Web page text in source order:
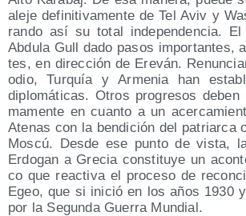
ale­je defi­ni­ti­va­men­te de Tel Aviv y
ran­do así su total inde­pen­den­cia.
Abdu­la Gull dado pasos impor­tan­tes,
tes, en direc­ción de Ere­ván.
odio, Tur­quía y Arme­nia han
diplo­má­ti­cas. Otros pro­gre­sos
ma­men­te en cuan­to a un
Ate­nas con la ben­di­ción del patriar­ca
Mos­cú. Des­de ese pun­to de vis­ta,
Erdo­gan a Gre­cia cons­ti­tu­ye un
co que reac­ti­va el pro­ce­so de
Egeo, que si ini­ció en los años 1930
por la Segun­da Gue­rra Mundial.